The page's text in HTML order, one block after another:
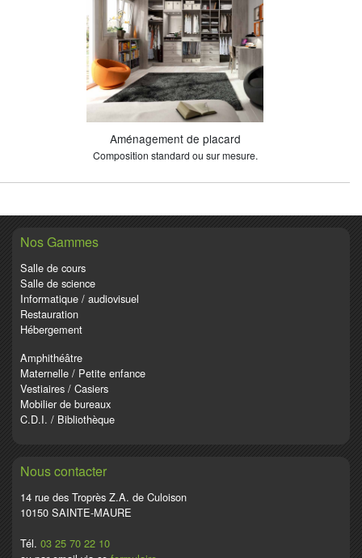
Aménagement de placard
Composition standard ou sur mesure.
Nos Gammes
Salle de cours
Salle de science
Informatique / audiovisuel
Restauration
Hébergement
Amphithéâtre
Maternelle / Petite enfance
Vestiaires / Casiers
Mobilier de bureaux
C.D.I. / Bibliothèque
Nous contacter
14 rue des Troprès Z.A. de Culoison
10150 SAINTE-MAURE
Tél. 03 25 70 22 10